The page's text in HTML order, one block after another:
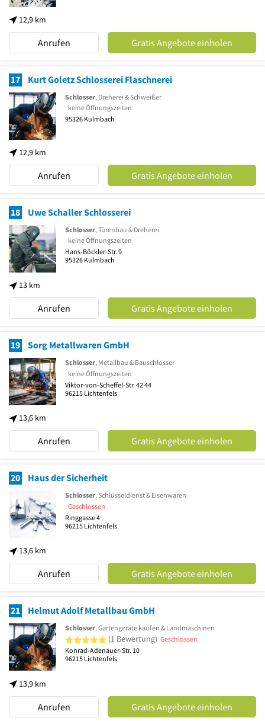
12,9 km
Anrufen Gratis Angebote einholen
17 Kurt Goletz Schlosserei Flaschnerei
12,9 km
Schlosser, Dreherei & Schweißer
keine Öffnungszeiten
95326 Kulmbach
Anrufen Gratis Angebote einholen
18 Uwe Schaller Schlosserei
13 km
Schlosser, Türenbau & Dreherei
keine Öffnungszeiten
Hans-Böckler-Str. 9
95326 Kulmbach
Anrufen Gratis Angebote einholen
19 Sorg Metallwaren GmbH
13,6 km
Schlosser, Metallbau & Bauschlosser
keine Öffnungszeiten
Viktor-von-Scheffel-Str. 42 44
96215 Lichtenfels
Anrufen Gratis Angebote einholen
20 Haus der Sicherheit
13,6 km
Schlosser, Schlüsseldienst & Eisenwaren
Geschlossen
Ringgasse 4
96215 Lichtenfels
Anrufen Gratis Angebote einholen
21 Helmut Adolf Metallbau GmbH
13,9 km
Schlosser, Gartengeräte kaufen & Landmaschinen
5 von 5 Sternen
(1 Bewertung) Geschlossen
Konrad-Adenauer-Str. 10
96215 Lichtenfels
Anrufen Gratis Angebote einholen